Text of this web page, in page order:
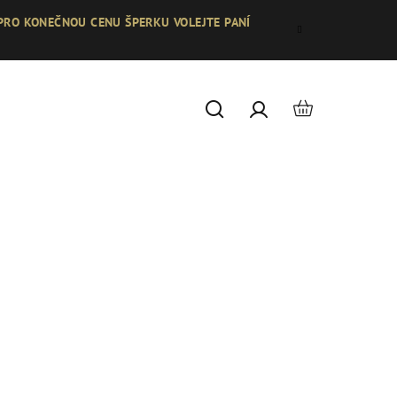
KONEČNOU CENU ŠPERKU VOLEJTE PANÍ
HledatPřihlášení
Nákupní